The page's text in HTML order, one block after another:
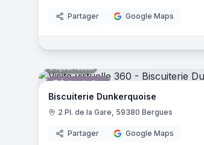
Partager Google Maps
Épicerie fine
Ajout récent
Biscuiterie Dunkerquoise
2 Pl. de la Gare, 59380 Bergues
Partager Google Maps